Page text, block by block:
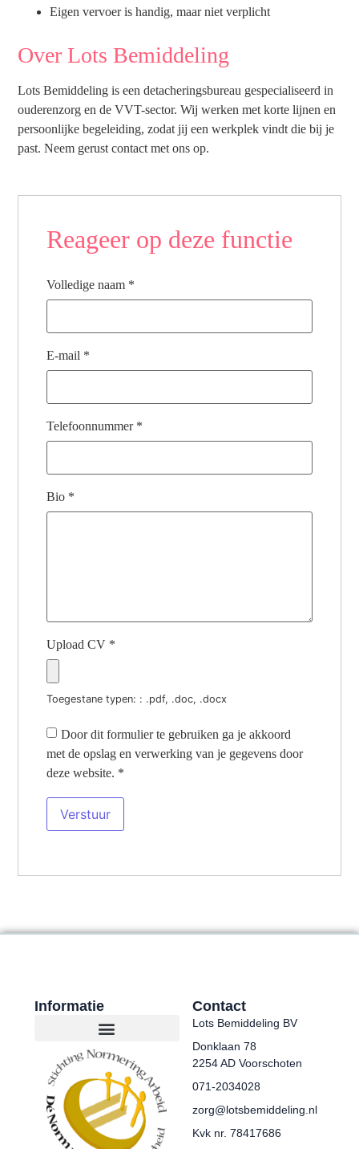
Eigen vervoer is handig, maar niet verplicht
Over Lots Bemiddeling
Lots Bemiddeling is een detacheringsbureau gespecialiseerd in
ouderenzorg en de VVT-sector. Wij werken met korte lijnen en
persoonlijke begeleiding, zodat jij een werkplek vindt die bij je
past. Neem gerust contact met ons op.
Reageer op deze functie
Volledige naam *
E-mail *
Telefoonnummer *
Bio *
Upload CV *
Toegestane typen: : .pdf, .doc, .docx
Door dit formulier te gebruiken ga je akkoord
met de opslag en verwerking van je gegevens door
deze website. *
Informatie Contact
Lots Bemiddeling BV
Donklaan 78
2254 AD Voorschoten
071-2034028
zorg@lotsbemiddeling.nl
Kvk nr. 78417686